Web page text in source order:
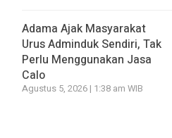
Adama Ajak Masyarakat
Urus Adminduk Sendiri, Tak
Perlu Menggunakan Jasa
Calo
Agustus 5, 2026 | 1:38 am WIB